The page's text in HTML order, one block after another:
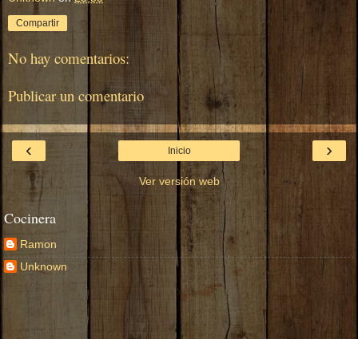
Compartir
No hay comentarios:
Publicar un comentario
‹ ›
Inicio
Ver versión web
Cocinera
Ramon
Unknown